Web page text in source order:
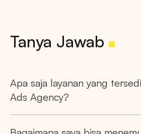
Tanya Jawab
Apa saja layanan yang
Ads Agency?